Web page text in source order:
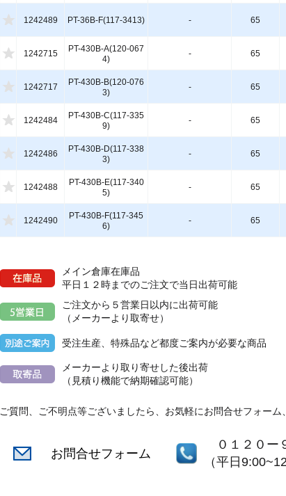
1242489 PT-36B-F(117-3413) - 65
1242715
PT-430B-A(120-067
4)
- 65
1242717
PT-430B-B(120-076
3)
- 65
1242484
PT-430B-C(117-335
9)
- 65
1242486
PT-430B-D(117-338
3)
- 65
1242488
PT-430B-E(117-340
5)
- 65
1242490
PT-430B-F(117-345
6)
- 65
メイン倉庫在庫品
平日１２時までのご注文で当日出荷可能
ご注文から５営業日以内に出荷可能
（メーカーより取寄せ）
受注生産、特殊品など都度ご案内が必要な商品
メーカーより取り寄せした後出荷
（見積り機能で納期確認可能）
ご質問、ご不明点等ございましたら、お気軽にお問合せフォーム
お問合せフォーム
０１２０ー
（平日